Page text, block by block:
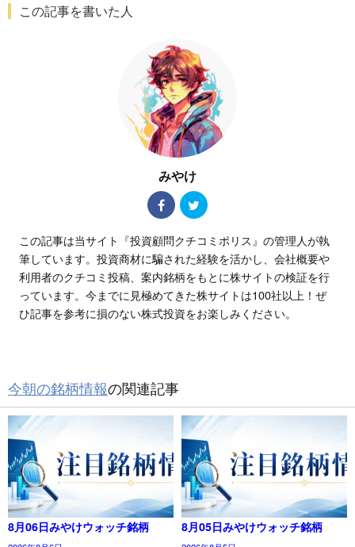
この記事を書いた人
みやけ
この記事は当サイト『投資顧問クチコミポリス』の管理人が執
筆しています。投資商材に騙された経験を活かし、会社概要や
利用者のクチコミ投稿、案内銘柄をもとに株サイトの検証を行
っています。今までに見極めてきた株サイトは100社以上！ぜ
ひ記事を参考に損のない株式投資をお楽しみください。
今朝の銘柄情報の関連記事
8月06日みやけウォッチ銘柄 8月05日みやけウォッチ銘柄